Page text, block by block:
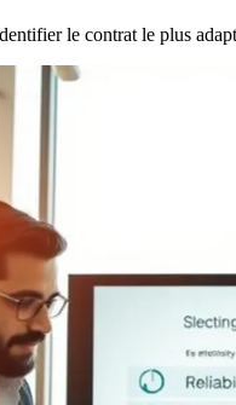
le contrat le plus